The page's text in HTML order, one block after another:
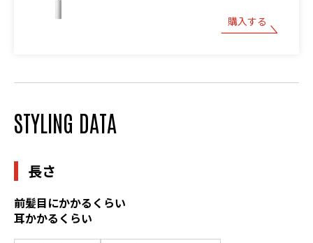
購入する
STYLING DATA
長さ
前髪目にかかるくらい
耳かかるくらい